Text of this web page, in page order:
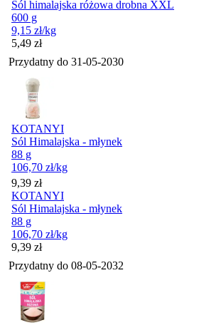
Sól himalajska różowa drobna XXL
600 g
9,15 zł/kg
Cena
5,49 zł
Przydatny do 31-05-2030
KOTANYI
Sól Himalajska - młynek
88 g
106,70 zł/kg
Cena
9,39 zł
KOTANYI
Sól Himalajska - młynek
88 g
106,70 zł/kg
Cena
9,39 zł
Przydatny do 08-05-2032